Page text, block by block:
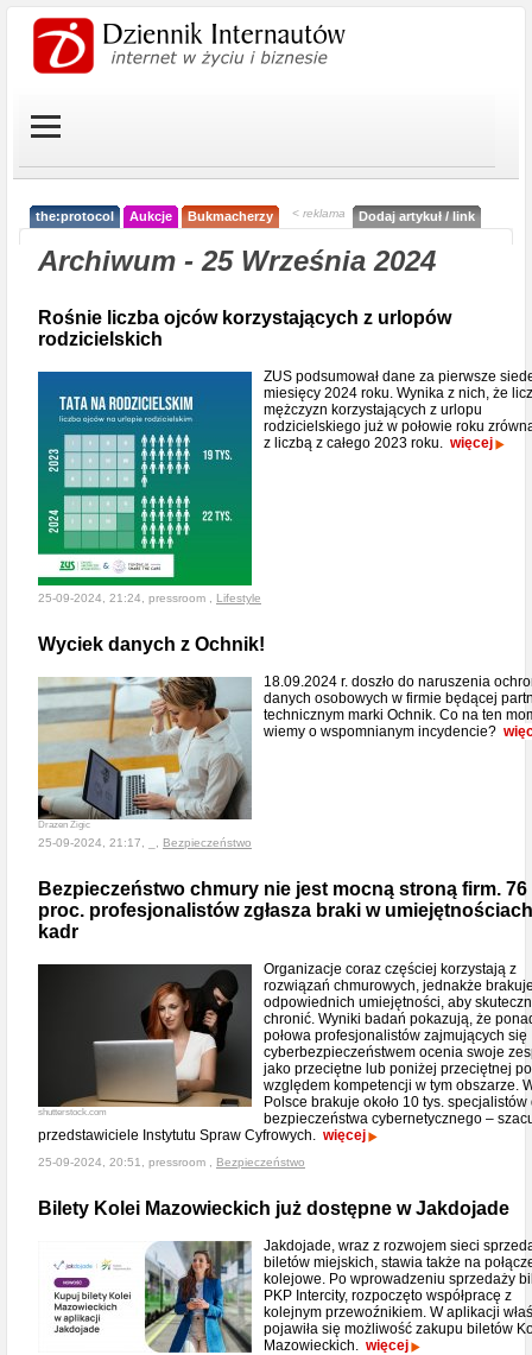
the:protocol Aukcje Bukmacherzy < reklama Dodaj artykuł / link
Archiwum - 25 Września 2024
Rośnie liczba ojców korzystających z urlopów
rodzicielskich
ZUS podsumował dane za pierwsze
miesięcy 2024 roku. Wynika z nich, że
mężczyzn korzystających z urlopu
rodzicielskiego już w połowie roku
z liczbą z całego 2023 roku. więcej
25-09-2024, 21:24, pressroom , Lifestyle
Wyciek danych z Ochnik!
Drazen Zigic
18.09.2024 r. doszło do naruszenia
danych osobowych w firmie będącej
technicznym marki Ochnik. Co na ten
wiemy o wspomnianym incydencie?
25-09-2024, 21:17, _, Bezpieczeństwo
Bezpieczeństwo chmury nie jest mocną stroną firm. 76
proc. profesjonalistów zgłasza braki w umiejętnościach
kadr
shutterstock.com
Organizacje coraz częściej korzystają z
rozwiązań chmurowych, jednakże
odpowiednich umiejętności, aby
chronić. Wyniki badań pokazują, że
połowa profesjonalistów zajmujących się
cyberbezpieczeństwem ocenia swoje
jako przeciętne lub poniżej przeciętnej
względem kompetencji w tym obszarze.
Polsce brakuje około 10 tys. specjalistów
bezpieczeństwa cybernetycznego –
przedstawiciele Instytutu Spraw Cyfrowych. więcej
25-09-2024, 20:51, pressroom , Bezpieczeństwo
Bilety Kolei Mazowieckich już dostępne w Jakdojade
Jakdojade, wraz z rozwojem sieci
biletów miejskich, stawia także na
kolejowe. Po wprowadzeniu sprzedaży
PKP Intercity, rozpoczęto współpracę z
kolejnym przewoźnikiem. W aplikacji
pojawiła się możliwość zakupu biletów
Mazowieckich. więcej